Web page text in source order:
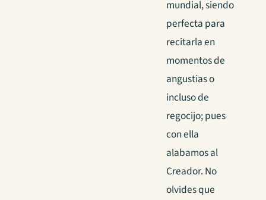
mundial, siendo
perfecta para
recitarla en
momentos de
angustias o
incluso de
regocijo; pues
con ella
alabamos al
Creador. No
olvides que